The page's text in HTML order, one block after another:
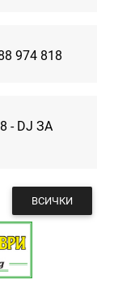
974 818
- DJ ЗА
ВСИЧКИ